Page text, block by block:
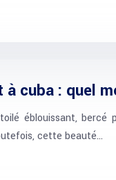
cuba : quel
éblouissant,
cette beauté…